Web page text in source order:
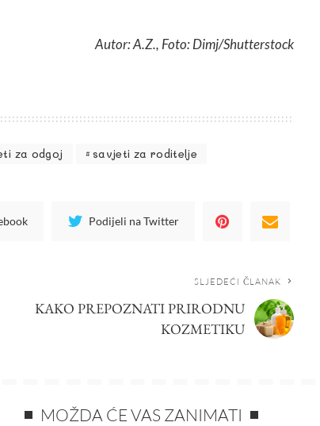
Autor: A.Z., Foto: Dimj/Shutterstock
za odgoj savjeti za roditelje
Podijeli na Twitter
SLJEDEĆI ČLANAK
KAKO PREPOZNATI PRIRODNU
KOZMETIKU
MOŽDA ĆE VAS ZANIMATI